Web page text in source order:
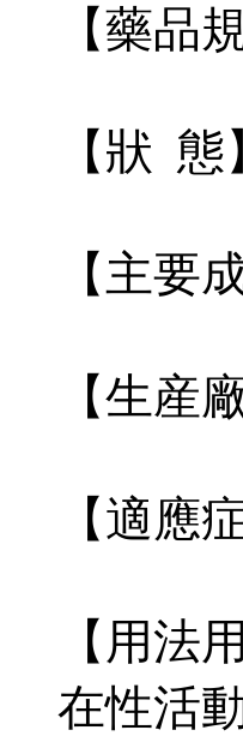
【藥品
【狀
【主要
【生産
【適應
【用法
在性活